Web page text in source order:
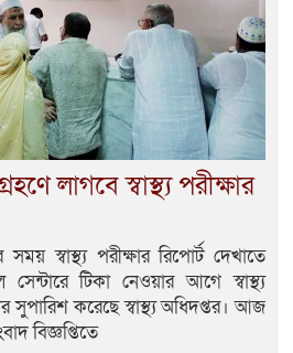
লাগবে স্বাস্থ্য পরীক্ষার
সময় স্বাস্থ্য পরীক্ষার রিপোর্ট দেখাতে
সেন্টারে টিকা নেওয়ার আগে স্বাস্থ্য
সুপারিশ করেছে স্বাস্থ্য অধিদপ্তর। আজ
বিজ্ঞপ্তিতে